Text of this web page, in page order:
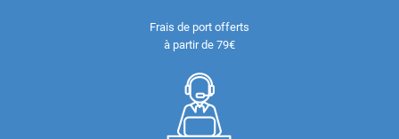
Frais de port offerts
à partir de 79€